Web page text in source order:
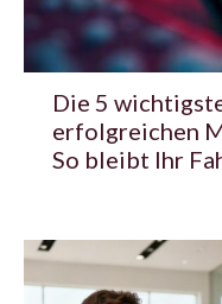
Die 5
erfolgreichen
So bleibt Ihr